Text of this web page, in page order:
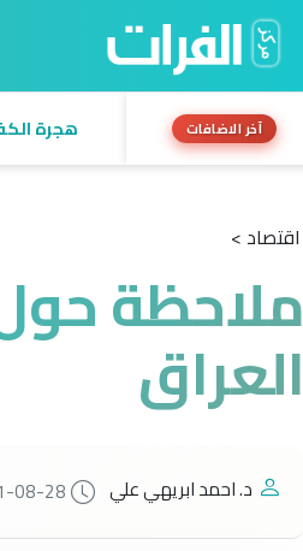
آخر الاضافات هجرة
اقتصاد >
ملاحظة
العراق
د. احمد ابريهي علي 08-28